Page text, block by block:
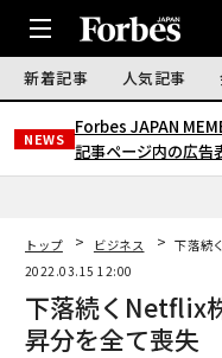
新着記事 人気記事
NEWS
Forbes JAPAN
記事ページ内の広告
トップ ビジネス
下落続
2022.03.15 12:00
下落続くNetflix
昇分を全て喪失